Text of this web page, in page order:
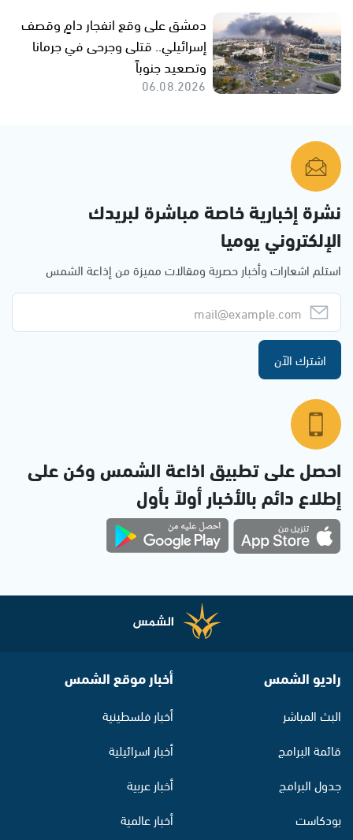
دمشق على وقع انفجار دامٍ وقصف
إسرائيلي.. قتلى وجرحى في جرمانا
وتصعيد جنوباً
06.08.2026
نشرة إخبارية خاصة مباشرة لبريدك
الإلكتروني يوميا
استلم اشعارات وأخبار حصرية ومقالات مميزة من إذاعة الشمس
اشترك الآن
احصل على تطبيق اذاعة الشمس وكن على
إطلاع دائم بالأخبار أولاً بأول
راديو الشمس
البث المباشر
قائمة البرامج
جدول البرامج
بودكاست
أخبار موقع الشمس
أخبار فلسطينية
أخبار اسرائيلية
أخبار عربية
أخبار عالمية